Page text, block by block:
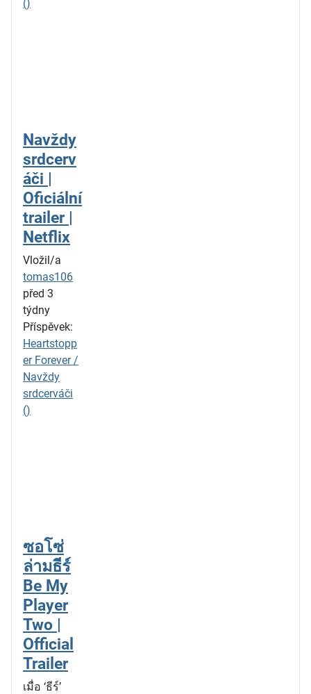
()
Navždy
srdcerv
áči |
Oficiální
trailer |
Netflix
Vložil/a
tomas106
před 3
týdny
Příspěvek:
Heartstopp
er Forever /
Navždy
srdcerváči
()
ซอโซ่
ล่ามธีร์
Be My
Player
Two |
Official
Trailer
เมื่อ ‘ธีร์’